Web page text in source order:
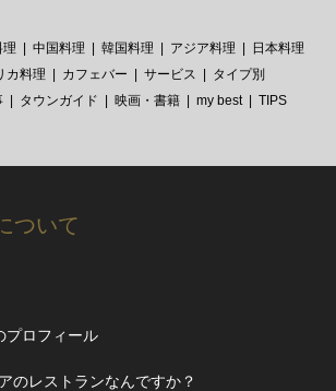
理 中国料理 韓国料理 アジア料理
日本料理
カ料理 カフェバー サービス
タイプ別
タウンガイド 映画・書籍 my best
TIPS
ついて
プロフィール
のレストランなんですか？